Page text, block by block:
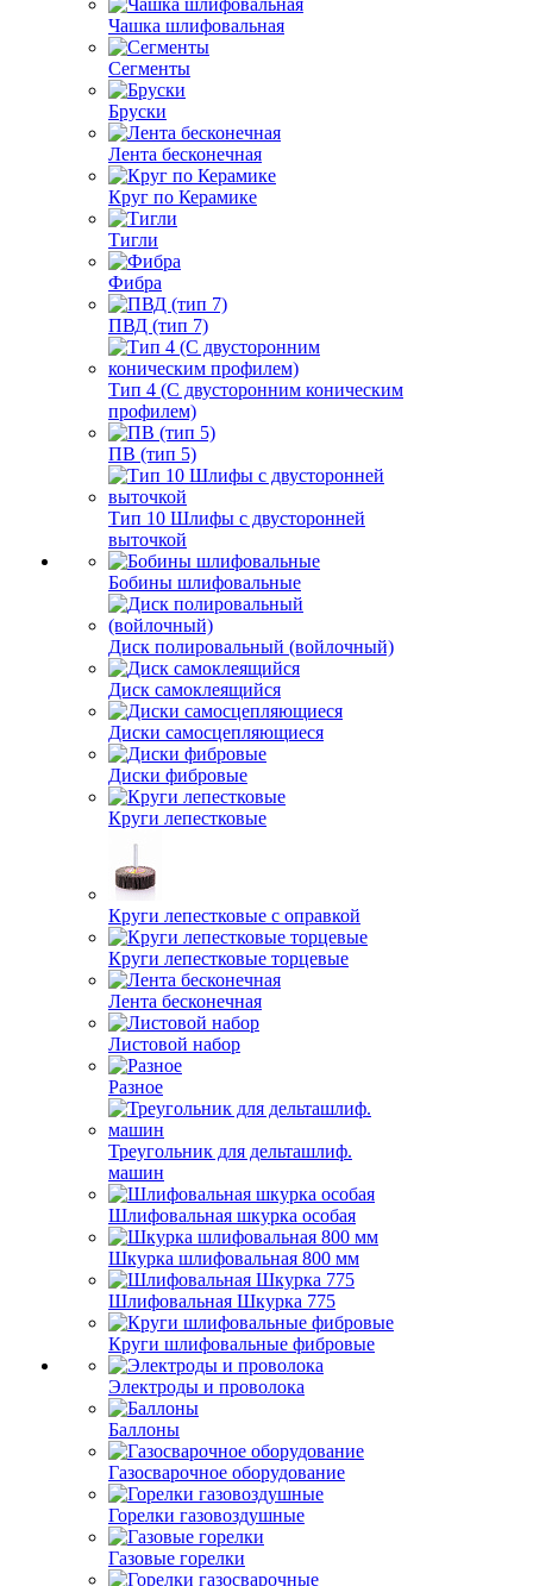
Чашка шлифовальная
Сегменты
Бруски
Лента бесконечная
Круг по Керамике
Тигли
Фибра
ПВД (тип 7)
Тип 4 (С двусторонним коническим
профилем)
ПВ (тип 5)
Тип 10 Шлифы с двусторонней
выточкой
Бобины шлифовальные
Диск полировальный (войлочный)
Диск самоклеящийся
Диски самосцепляющиеся
Диски фибровые
Круги лепестковые
Круги лепестковые с оправкой
Круги лепестковые торцевые
Лента бесконечная
Листовой набор
Разное
Треугольник для дельташлиф.
машин
Шлифовальная шкурка особая
Шкурка шлифовальная 800 мм
Шлифовальная Шкурка 775
Круги шлифовальные фибровые
Электроды и проволока
Баллоны
Газосварочное оборудование
Горелки газовоздушные
Газовые горелки